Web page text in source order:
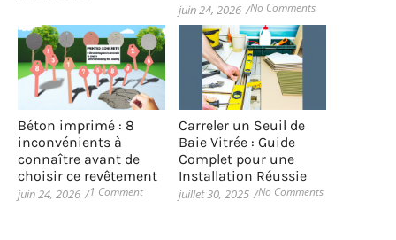
juin 24, 2026 /No Comments
Béton imprimé : 8
inconvénients à
connaître avant de
choisir ce revêtement
juin 24, 2026 /1 Comment
Carreler un Seuil de
Baie Vitrée : Guide
Complet pour une
Installation Réussie
juillet 30, 2025 /No Comments